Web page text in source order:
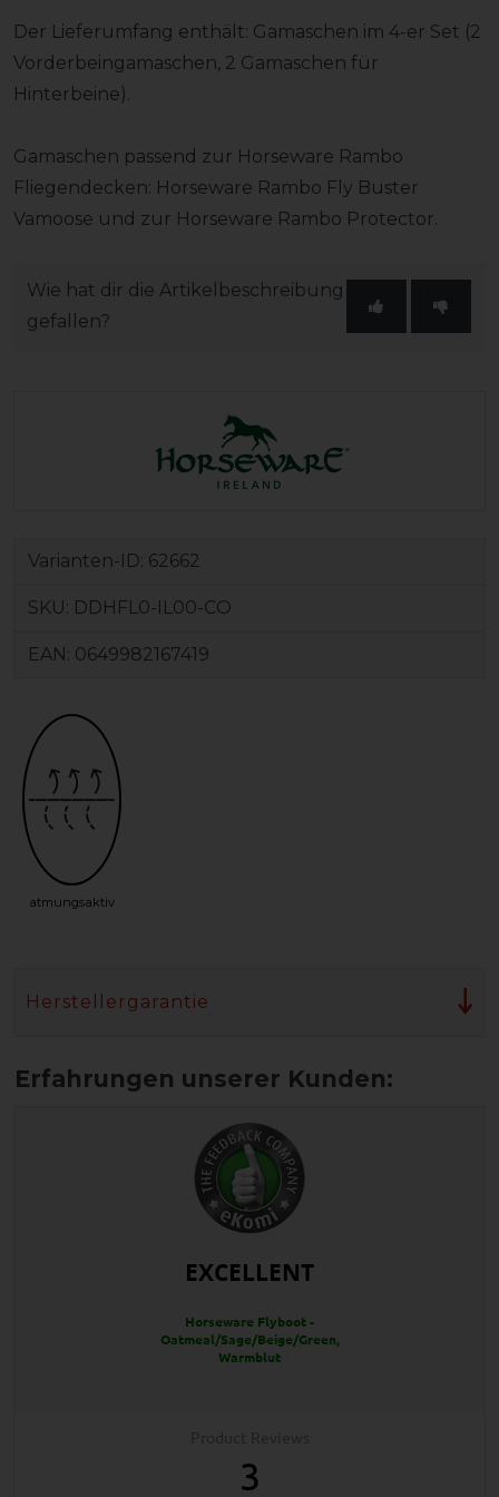
Der Lieferumfang enthält: Gamaschen im 4-er Set (2
Vorderbeingamaschen, 2 Gamaschen für
Hinterbeine).
Gamaschen passend zur Horseware Rambo
Fliegendecken: Horseware Rambo Fly Buster
Vamoose und zur Horseware Rambo Protector.
Wie hat dir die Artikelbeschreibung
gefallen?
Varianten-ID: 62662
SKU: DDHFL0-IL00-CO
EAN: 0649982167419
atmungsaktiv
Herstellergarantie
EXCELLENT
Horseware Flyboot -
Oatmeal/Sage/Beige/Green,
Warmblut
3